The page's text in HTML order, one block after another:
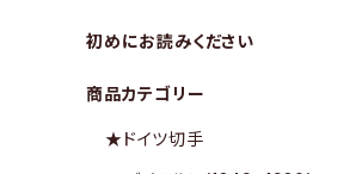
初めにお読みください
商品カテゴリー
★ドイツ切手